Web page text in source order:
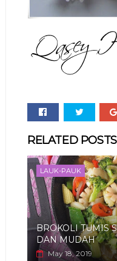
RELATED POSTS
LAUK-PAUK
BROKOLI TUMIS
DAN MUDAH
May 18, 2019